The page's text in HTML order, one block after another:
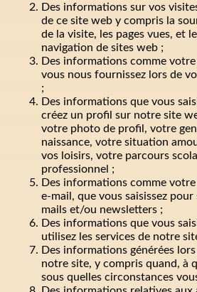
Des informations sur vos
de ce site web y compris la
de la visite, les pages vues, et
navigation de sites web ;
Des informations comme
vous nous fournissez lors de
;
Des informations que vous
créez un profil sur notre site
votre photo de profil, votre
naissance, votre situation
vos loisirs, votre parcours
professionnel ;
Des informations comme
e-mail, que vous saisissez
mails et/ou newsletters ;
Des informations que vous
utilisez les services de notre
Des informations générées
notre site, y compris quand, à
sous quelles circonstances